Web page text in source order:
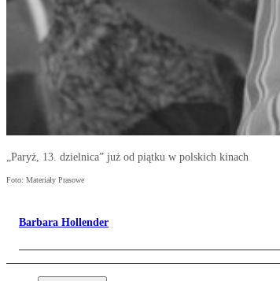
„Paryż, 13. dzielnica” już od piątku w polskich kinach
Foto: Materiały Prasowe
Barbara Hollender